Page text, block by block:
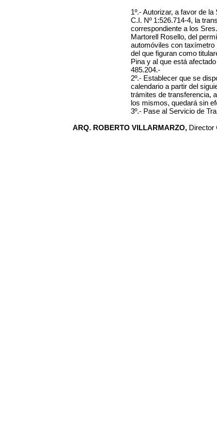
1º.- Autorizar, a favor de la
C.I. Nº 1:526.714-4, la
correspondiente a los
Martorell Rosello, del
automóviles con
del que figuran como
Pina y al que está
485.204.-
2º.- Establecer que se
calendario a partir del
trámites de transferencia,
los mismos, quedará sin
3º.- Pase al Servicio de
ARQ. ROBERTO VILLARMARZO, Director